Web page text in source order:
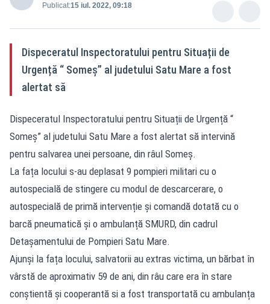
Publicat:15 iul. 2022, 09:18
Dispeceratul Inspectoratului pentru Situații de
Urgență “ Someș” al judetului Satu Mare a fost
alertat să
Dispeceratul Inspectoratului pentru Situații de Urgență “
Someș” al judetului Satu Mare a fost alertat să intervină
pentru salvarea unei persoane, din râul Someș.
La fața locului s-au deplasat 9 pompieri militari cu o
autospecială de stingere cu modul de descarcerare, o
autospecială de primă intervenție și comandă dotată cu o
barcă pneumatică și o ambulanță SMURD, din cadrul
Detașamentului de Pompieri Satu Mare.
Ajunși la fața locului, salvatorii au extras victima, un bărbat în
vârstă de aproximativ 59 de ani, din râu care era în stare
conștientă și cooperantă si a fost transportată cu ambulanța